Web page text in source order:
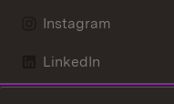
Instagram
LinkedIn